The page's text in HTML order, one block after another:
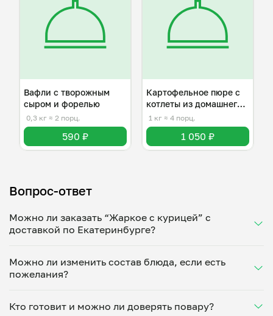
Вафли с творожным
сыром и форелью
0,3 кг ≈ 2 порц.
590 ₽
Картофельное пюре с
котлеты из домашнего
фарша
1 кг ≈ 4 порц.
1 050 ₽
Вопрос-ответ
Можно ли заказать “Жаркое с курицей” с
доставкой по Екатеринбурге?
Укажите удобное время — и получите свежее
домашнее блюдо в большой порции прямо с плиты.
минут. Статус заказа отслеживайте в личном
кабинете, а с поваром можно связаться напрямую в
Можно ли изменить состав блюда, если есть
пожелания?
под ваши предпочтения: уберет специи, снизит
Кто готовит и можно ли доверять повару?